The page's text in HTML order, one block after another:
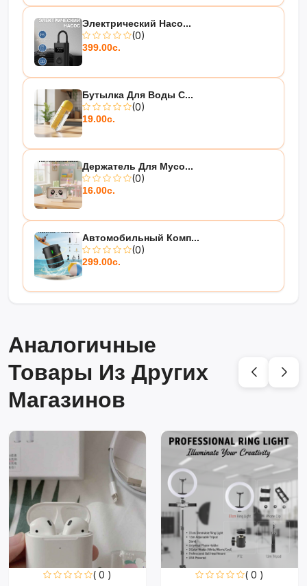
Электрический Насо...
(0)
399.00с.
Бутылка Для Воды С...
(0)
19.00с.
Держатель Для Мусо...
(0)
16.00с.
Автомобильный Комп...
(0)
299.00с.
Аналогичные
Товары Из Других
Магазинов
( 0 ) ( 0 )